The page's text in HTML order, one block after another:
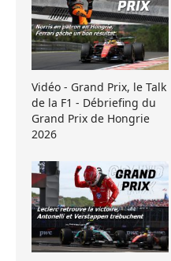
Vidéo - Grand Prix, le Talk
de la F1 - Débriefing du
Grand Prix de Hongrie
2026